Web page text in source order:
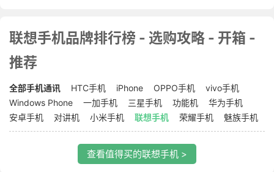
联想手机品牌排行榜 - 选购攻略 - 开箱 -
推荐
全部手机通讯 HTC手机 iPhone OPPO手机
vivo手机
Windows Phone
一加手机 三星手机 功能机
华为手机
安卓手机
对讲机 小米手机 联想手机 荣耀手机 魅族手机
查看值得买的联想手机 >